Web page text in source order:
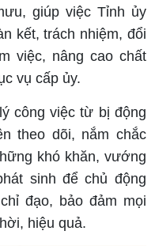
giúp việc Tỉnh ủy
kết, trách nhiệm, đổi
việc, nâng cao chất
vụ cấp ủy.
công việc từ bị động
theo dõi, nắm chắc
khó khăn, vướng
sinh để chủ động
đạo, bảo đảm mọi
hiệu quả.